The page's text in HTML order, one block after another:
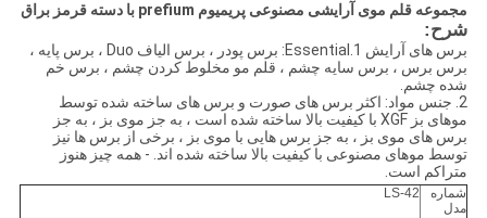
مجموعه قلم موی آرایشی مصنوعی پریمیوم prefium با دسته قرمز براق
شرح:
برس های آرایش 1.Essential: برس پودر ، برس الیاف Duo ، برس پایه ،
برس برس ، برس سایه چشم ، قلم مو مخلوط کردن چشم ، برس خم
شده چشم.
2. جنس مواد: اکثر برس های صورت و برس های ساخته شده توسط
موهای بز XGF با کیفیت بالا ساخته شده است ، به جز موی بز ، به جز
برس های موی بز ، به جز برس هایی با موی بز ، برخی از برس ها نیز
توسط موهای مصنوعی با کیفیت بالا ساخته شده اند. - همه چیز هنوز
متراکم است.
شماره
مدل
LS-42